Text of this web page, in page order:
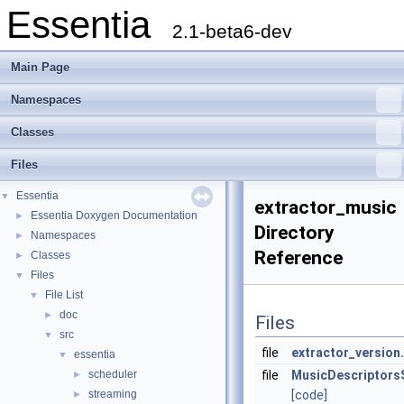
Essentia 2.1-beta6-dev
Main Page
Namespaces
Classes
Files
▼ Essentia
► Essentia Doxygen Documentation
► Namespaces
► Classes
▼ Files
▼ File List
► doc
▼ src
▼ essentia
► scheduler
► streaming
extractor_music
Directory
Reference
Files
file
file
[code]